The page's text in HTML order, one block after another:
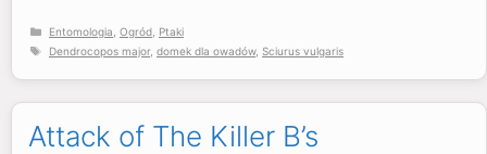
Kategorie
Entomologia Ogród Ptaki
Tagi
Dendrocopos major, domek dla owadów, Sciurus vulgaris
Attack of The Killer B’s